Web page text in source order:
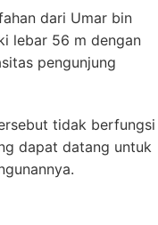
dari Umar bin
lebar 56 m dengan
pengunjung
tidak berfungsi
dapat datang untuk